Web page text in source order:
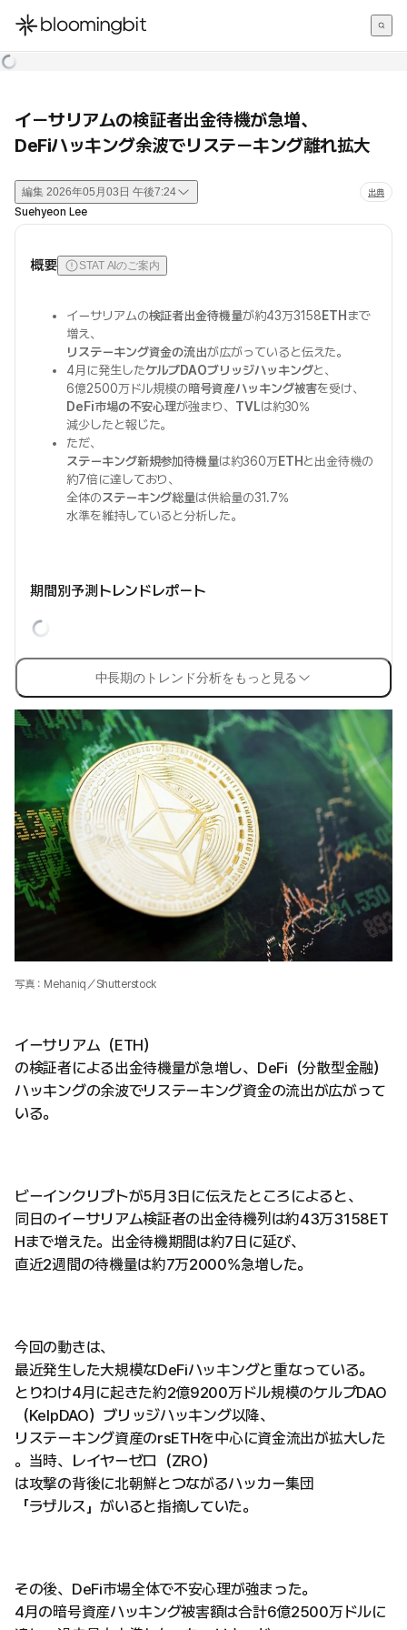
한국어
イーサリアムの検証者出金待機が急増、
DeFiハッキング余波でリステーキング離れ拡大
編集 2026年05月03日 午後7:24 出典
Suehyeon Lee
概要 STAT AIのご案内
イーサリアムの検証者出金待機量が約43万3158ETHまで
増え、
リステーキング資金の流出が広がっていると伝えた。
4月に発生したケルプDAOブリッジハッキングと、
6億2500万ドル規模の暗号資産ハッキング被害を受け、
DeFi市場の不安心理が強まり、 TVLは約30%
減少したと報じた。
ただ、
ステーキング新規参加待機量は約360万ETHと出金待機の
約7倍に達しており、
全体のステーキング総量は供給量の31.7%
水準を維持していると分析した。
期間別予測トレンドレポート
中長期のトレンド分析をもっと見る
写真：Mehaniq／Shutterstock
イーサリアム（ETH）
の検証者による出金待機量が急増し、DeFi（分散型金融）
ハッキングの余波でリステーキング資金の流出が広がって
いる。
ビーインクリプトが5月3日に伝えたところによると、
同日のイーサリアム検証者の出金待機列は約43万3158ET
Hまで増えた。出金待機期間は約7日に延び、
直近2週間の待機量は約7万2000%急増した。
今回の動きは、
最近発生した大規模なDeFiハッキングと重なっている。
とりわけ4月に起きた約2億9200万ドル規模のケルプDAO
（KelpDAO）ブリッジハッキング以降、
リステーキング資産のrsETHを中心に資金流出が拡大した
。当時、レイヤーゼロ（ZRO）
は攻撃の背後に北朝鮮とつながるハッカー集団
「ラザルス」がいると指摘していた。
その後、DeFi市場全体で不安心理が強まった。
4月の暗号資産ハッキング被害額は合計6億2500万ドルに